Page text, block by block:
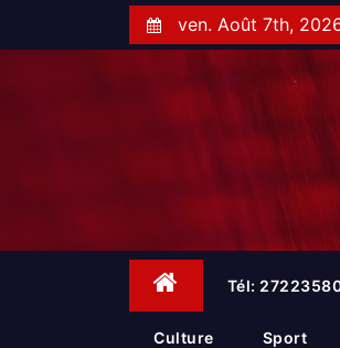
t
ven. Août 7th,
Tél:
Culture Sport